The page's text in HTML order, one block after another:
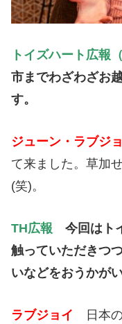
トイズハート広報
市までわざわざお
す。
ジューン・ラブジ
て来ました。草加
(笑)。
TH広報 今回はト
触っていただきつ
いなどをおうかが
ラブジョイ 日本の